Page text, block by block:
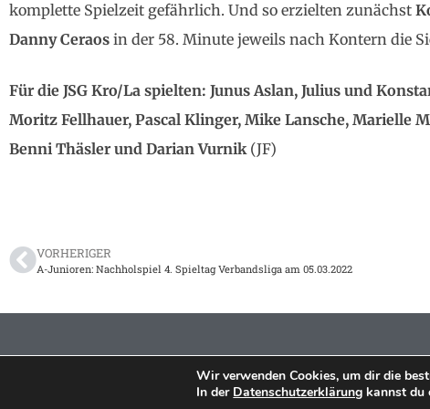
komplette Spielzeit gefährlich. Und so erzielten zunächst
Danny Ceraos in der 58. Minute jeweils nach Kontern die
Für die JSG Kro/La spielten: Junus Aslan, Julius und
Moritz Fellhauer, Pascal Klinger, Mike Lansche, Marielle
Benni Thäsler und Darian Vurnik(JF)
VORHERIGER
A-Junioren: Nachholspiel 4. Spieltag Verbandsliga am 05.03.2022
Wir verwenden Cookies, um dir die
In der Datenschutzerklärung kannst du